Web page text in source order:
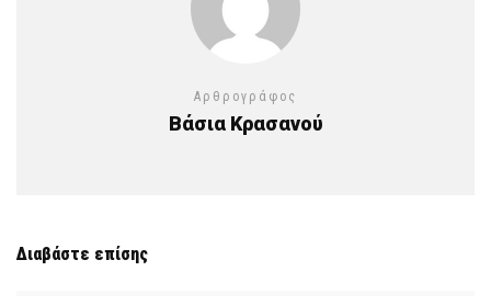
Αρθρογράφος
Βάσια Κρασανού
Διαβάστε επίσης